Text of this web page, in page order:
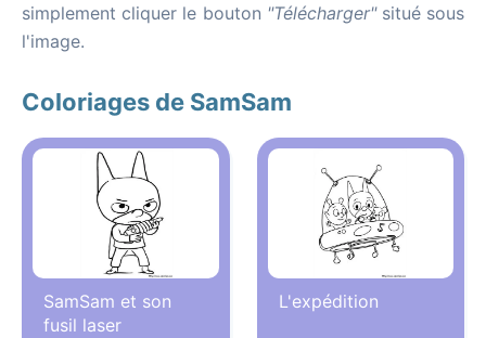
simplement cliquer le bouton "Télécharger"situé sous
l'image.
Coloriages de SamSam
SamSam et son
fusil laser
L'expédition